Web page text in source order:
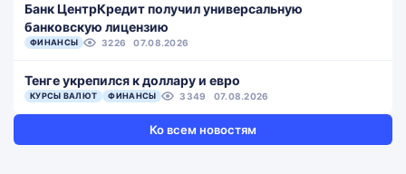
Банк ЦентрКредит получил универсальную
банковскую лицензию
ФИНАНСЫ 3226 07.08.2026
Тенге укрепился к доллару и евро
КУРСЫ ВАЛЮТ ФИНАНСЫ 3349 07.08.2026
Ко всем новостям